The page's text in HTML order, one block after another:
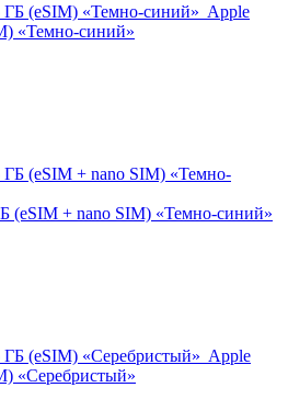
Apple
«Темно-синий»
(eSIM + nano SIM) «Темно-синий»
Apple
«Серебристый»